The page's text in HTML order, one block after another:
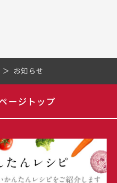
お知らせ
ージトップ